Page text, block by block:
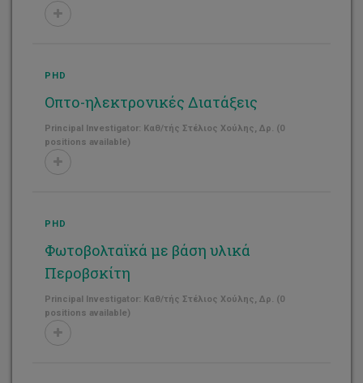
PHD
Οπτο-ηλεκτρονικές Διατάξεις
Principal Investigator: Καθ/τής Στέλιος Χούλης, Δρ. (0
positions available)
PHD
Φωτοβολταϊκά με βάση υλικά
Περοβσκίτη
Principal Investigator: Καθ/τής Στέλιος Χούλης, Δρ. (0
positions available)